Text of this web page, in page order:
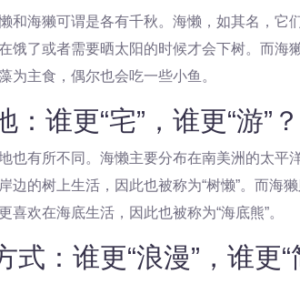
和海獭可谓是各有千秋。海懒，如其名，它
饿了或者需要晒太阳的时候才会下树。而海
为主食，偶尔也会吃一些小鱼。
：谁更“宅”，谁更“游”？
也有所不同。海懒主要分布在南美洲的太平
边的树上生活，因此也被称为“树懒”。而海
喜欢在海底生活，因此也被称为“海底熊”。
式：谁更“浪漫”，谁更“